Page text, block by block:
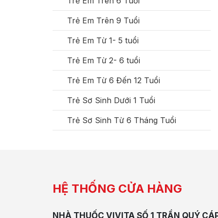
Trẻ Em Trên 9 Tuổi
Trẻ Em Từ 1- 5 tuổi
Trẻ Em Từ 2- 6 tuổi
Trẻ Em Từ 6 Đến 12 Tuổi
Trẻ Sơ Sinh Dưới 1 Tuổi
Trẻ Sơ Sinh Từ 6 Tháng Tuổi
HỆ THỐNG CỬA HÀNG
NHÀ THUỐC VIVITA SỐ 1 TRẦN QUÝ